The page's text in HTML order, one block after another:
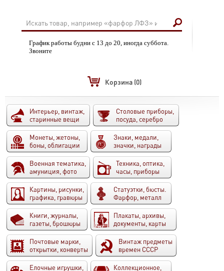
График работы будни с 13 до 20, иногда суббота.
Звоните
Корзина (0)
Интерьер, винтаж,
старинные вещи
Столовые приборы,
посуда, серебро
Монеты, жетоны,
боны, облигации
Знаки, медали,
значки, награды
Военная тематика,
амуниция, фото
Техника, оптика,
часы, приборы
Картины, рисунки,
графика, гравюры
Статуэтки, бюсты.
Фарфор, металл
Книги, журналы,
газеты, брошюры
Плакаты, архивы,
документы, карты
Почтовые марки,
открытки, конверты
Винтаж предметы
времен СССР
Елочные игрушки,
Коллекционное,